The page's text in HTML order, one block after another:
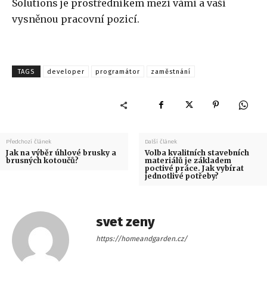
Solutions je prostředníkem mezi vámi a vaší
vysněnou pracovní pozicí.
TAGS developer programátor zaměstnání
Předchozí článek
Jak na výběr úhlové brusky a
brusných kotoučů?
Další článek
Volba kvalitních stavebních
materiálů je základem
poctivé práce. Jak vybírat
jednotlivé potřeby?
svet zeny
https://homeandgarden.cz/